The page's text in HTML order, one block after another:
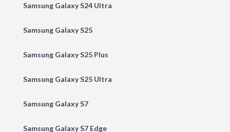
Samsung Galaxy S24 Ultra
Samsung Galaxy S25
Samsung Galaxy S25 Plus
Samsung Galaxy S25 Ultra
Samsung Galaxy S7
Samsung Galaxy S7 Edge